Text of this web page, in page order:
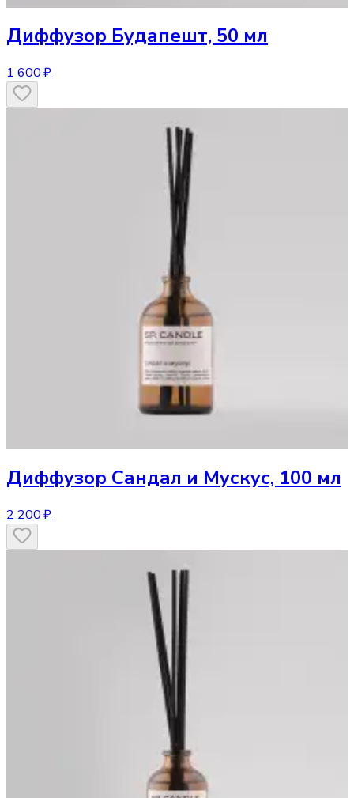
Диффузор Будапешт, 50 мл
1 600 ₽
Диффузор Сандал и Мускус, 100 мл
2 200 ₽